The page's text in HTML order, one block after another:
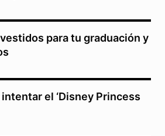
para tu graduación y
el ‘Disney Princess